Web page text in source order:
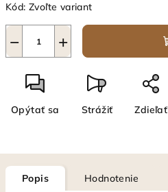
Kód: Zvoľte variant
+
−
Opýtať sa Strážiť Zdieľať
Popis Hodnotenie